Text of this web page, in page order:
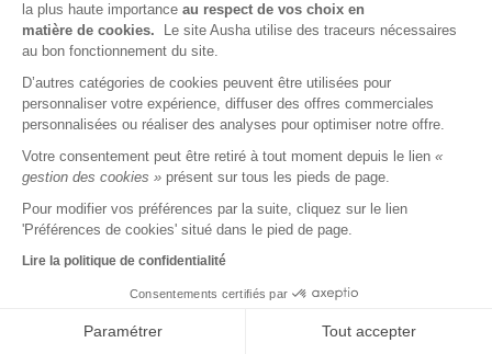
Branding personnalisé pour une
expérience premium
la plus haute importance au respect de vos choix en
matière de cookies.
Le site Ausha utilise des traceurs nécessaires
au bon fonctionnement du site.
D’autres catégories de cookies peuvent être utilisées pour
personnaliser votre expérience, diffuser des offres commerciales
personnalisées ou réaliser des analyses pour optimiser notre offre.
Votre consentement peut être retiré à tout moment depuis le lien «
gestion des cookies » présent sur tous les pieds de page.
Pour modifier vos préférences par la suite, cliquez sur le lien
'Préférences de cookies' situé dans le pied de page.
Lire la politique de confidentialité
Consentements certifiés par
Paramétrer Tout accepter